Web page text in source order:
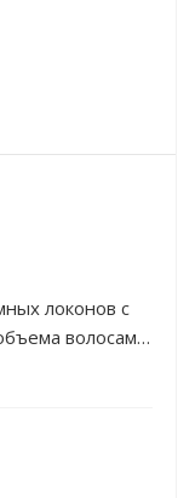
локонов с
волосам
их более
каждым